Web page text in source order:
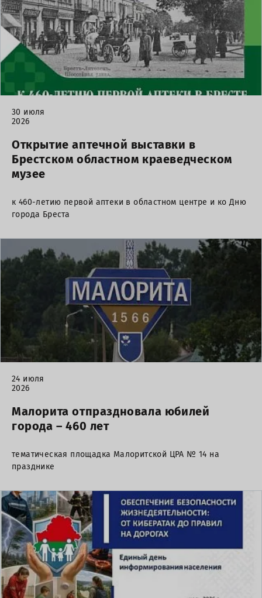
30 июля
2026
Открытие аптечной выставки в
Брестском областном краеведческом
музее
к 460-летию первой аптеки в областном центре и ко Дню
города Бреста
24 июля
2026
Малорита отпраздновала юбилей
города – 460 лет
тематическая площадка Малоритской ЦРА № 14 на
празднике